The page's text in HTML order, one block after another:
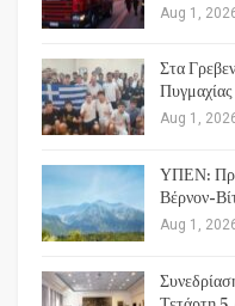
Aug 1,
Στα
Aug 1,
ΥΠΕΝ:
Βέρνον-
Aug 1,